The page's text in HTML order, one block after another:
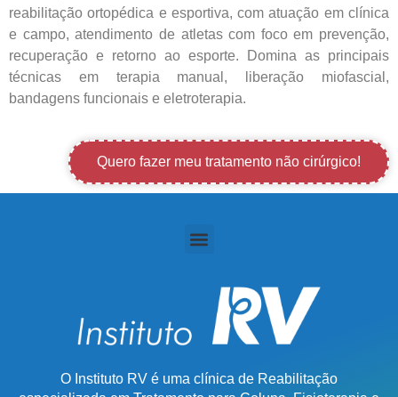
reabilitação ortopédica e esportiva, com atuação em clínica
e campo, atendimento de atletas com foco em prevenção,
recuperação e retorno ao esporte. Domina as principais
técnicas em terapia manual, liberação miofascial,
bandagens funcionais e eletroterapia.
Quero fazer meu tratamento não cirúrgico!
O Instituto RV é uma clínica de Reabilitação